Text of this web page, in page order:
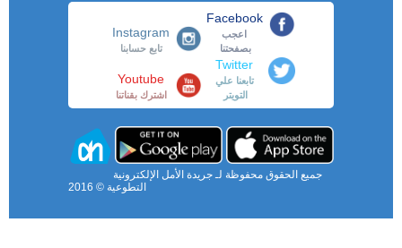
Facebook
اعجب
بصفحتنا
Instagram
تابع حسابنا
Twitter
تابعنا علي
التويتر
Youtube
اشترك بقناتنا
جميع الحقوق محفوظة لـ جريدة الأمل الإلكترونية
التطوعية © 2016